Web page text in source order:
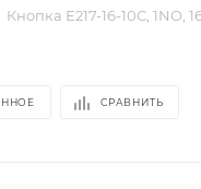
Кнопка E217-16-10C, 1NO,
СРАВНИТЬ